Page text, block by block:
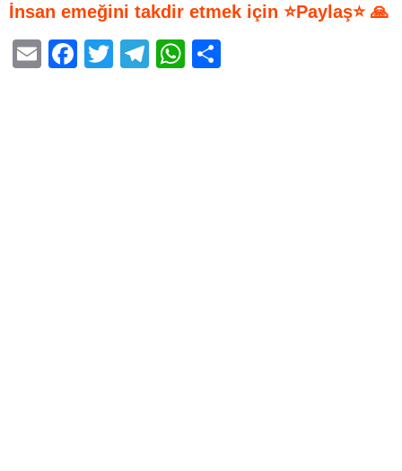
İnsan emeğini takdir etmek için ⭐Paylaş⭐ 🙏
E
F
T
T
W